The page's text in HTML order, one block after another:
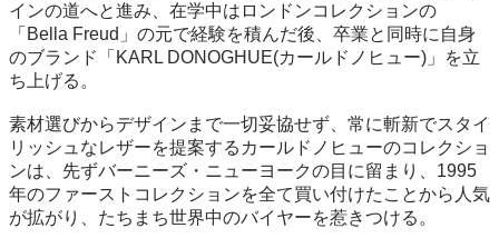
インの道へと進み、在学中はロンドンコレクションの
「Bella Freud」の元で経験を積んだ後、卒業と同時に自身
のブランド「KARL DONOGHUE(カールドノヒュー)」を立
ち上げる。
素材選びからデザインまで一切妥協せず、常に斬新でスタイ
リッシュなレザーを提案するカールドノヒューのコレクショ
ンは、先ずバーニーズ・ニューヨークの目に留まり、1995
年のファーストコレクションを全て買い付けたことから人気
が拡がり、たちまち世界中のバイヤーを惹きつける。